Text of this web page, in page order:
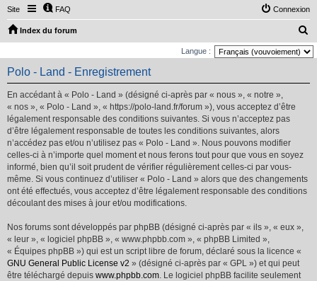
Site FAQ Connexion
Index du forum
e
Langue :
Polo - Land - Enregistrement
En accédant à « Polo - Land » (désigné ci-après par « nous », « notre »,
« nos », « Polo - Land », « https://polo-land.fr/forum »), vous acceptez d’être
légalement responsable des conditions suivantes. Si vous n’acceptez pas
d’être légalement responsable de toutes les conditions suivantes, alors
n’accédez pas et/ou n’utilisez pas « Polo - Land ». Nous pouvons modifier
celles-ci à n’importe quel moment et nous ferons tout pour que vous en soyez
informé, bien qu’il soit prudent de vérifier régulièrement celles-ci par vous-
même. Si vous continuez d’utiliser « Polo - Land » alors que des changements
ont été effectués, vous acceptez d’être légalement responsable des conditions
découlant des mises à jour et/ou modifications.
Nos forums sont développés par phpBB (désigné ci-après par « ils », « eux »,
« leur », « logiciel phpBB », « www.phpbb.com », « phpBB Limited »,
« Équipes phpBB ») qui est un script libre de forum, déclaré sous la licence «
GNU General Public License v2 » (désigné ci-après par « GPL ») et qui peut
être téléchargé depuis www.phpbb.com. Le logiciel phpBB facilite seulement